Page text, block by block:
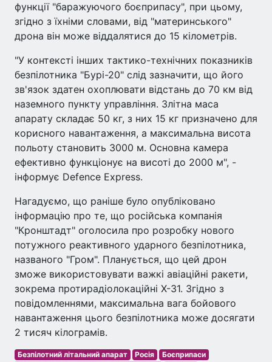
функції "баражуючого боєприпасу", при цьому,
згідно з їхніми словами, від "материнського"
дрона він може віддалятися до 15 кілометрів.
"У контексті інших тактико-технічних показників
безпілотника "Бурі-20" слід зазначити, що його
зв'язок здатен охоплювати відстань до 70 км від
наземного пункту управління. Злітна маса
апарату складає 50 кг, з них 15 кг призначено для
корисного навантаження, а максимальна висота
польоту становить 3000 м. Основна камера
ефективно функціонує на висоті до 2000 м", -
інформує Defence Express.
Нагадуємо, що раніше було опубліковано
інформацію про те, що російська компанія
"Кронштадт" оголосила про розробку нового
потужного реактивного ударного безпілотника,
названого "Гром". Планується, що цей дрон
зможе використовувати важкі авіаційні ракети,
зокрема протирадіолокаційні Х-31. Згідно з
повідомленнями, максимальна вага бойового
навантаження цього безпілотника може досягати
2 тисяч кілограмів.
Безпілотний літальний апарат Росія
Боєприпаси